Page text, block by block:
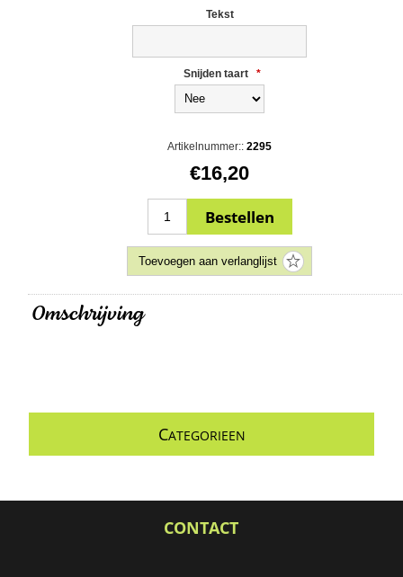
Tekst
Snijden taart *
Artikelnummer:: 2295
€16,20
Omschrijving
CATEGORIEEN
CONTACT